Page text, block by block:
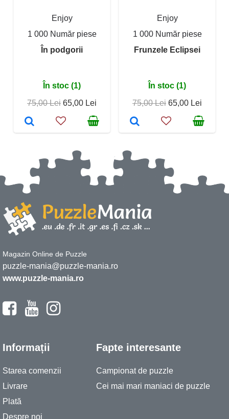
Enjoy
1 000 Număr piese
În podgorii
În stoc (1)
75,00 Lei 65,00 Lei
Enjoy
1 000 Număr piese
Frunzele Eclipsei
În stoc (1)
75,00 Lei 65,00 Lei
Magazin Online de Puzzle
puzzle-mania@puzzle-mania.ro
www.puzzle-mania.ro
Informații
Starea comenzii
Livrare
Plată
Despre noi
Fapte interesante
Campionat de puzzle
Cei mai mari maniaci de puzzle